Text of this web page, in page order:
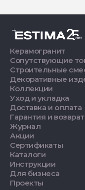
Керамогранит
Сопутствующие
Строительные
Декоративные
Коллекции
Уход и укладка
Доставка и оплата
Гарантия и возврат
Журнал
Акции
Сертификаты
Каталоги
Инструкции
Для бизнеса
Проекты